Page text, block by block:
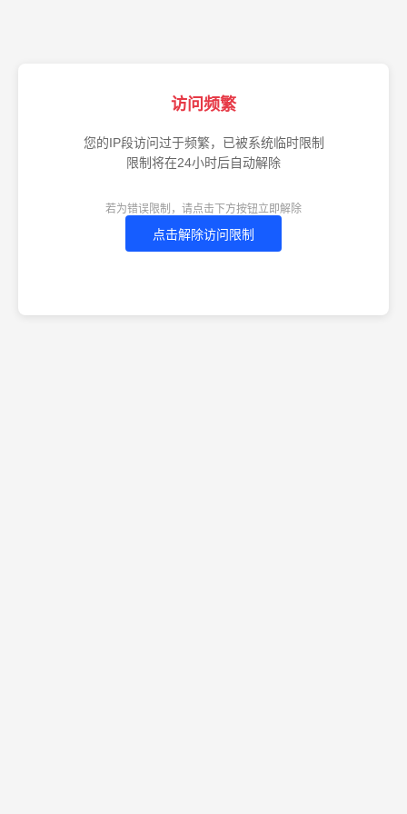
访问频繁
您的IP段访问过于频繁，已被系统临时限制
限制将在24小时后自动解除
若为错误限制，请点击下方按钮立即解除
点击解除访问限制